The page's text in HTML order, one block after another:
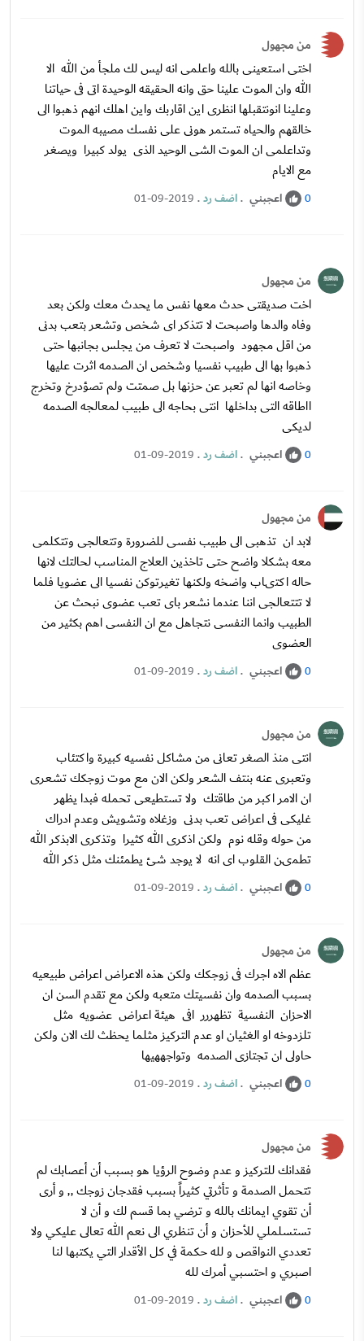
من مجهول
اختى استعينى بالله واعلمى انه ليس لك ملجأ من الله الا
الله وان الموت علينا حق وانه الحقيقه الوحيدة اتى فى حياتنا
وعلينا انونتقبلها انظرى اين اقاربك واين اهلك انهم ذهبوا الى
خالقهم والحياه تستمر هونى على نفسك مصيبه الموت
وتداعلمى ان الموت الشى الوحيد الذى يولد كبيرا ويصغر
مع الايام
0 اعجبني .اضف رد.
01-09-2019
من مجهول
اخت صديقتى حدث معها نفس ما يحدث معك ولكن بعد
وفاه والدها واصبحت لا تتذكر اى شخص وتشعر بتعب بدنى
من اقل مجهود واصبحت لا تعرف من يجلس بجانبها حتى
ذهبوا بها الى طبيب نفسيا وشخص ان الصدمه اثرت عليها
وخاصه انها لم تعبر عن حزنها بل صمتت ولم تصؤدرخ وتخرج
ااطاقه التى بداخلها انتى بحاجه الى طبيب لمعالجه الصدمه
لديكى
0 اعجبني .اضف رد.
01-09-2019
من مجهول
لابد ان تذهبى الى طبيب نفسى للضرورة وتتعالجى وتتكلمى
معه بشكلا واضح حتى تاخذين العلاج المناسب لحالتك لانها
حاله اكتىاب واضخه ولكنها تغيرتوكن نفسيا الى عضويا فلما
لا تتتعالجى اننا عندما نشعر باى تعب عضوى نبحث عن
الطبيب وانما النفسى نتجاهل مع ان النفسى اهم بكثير من
العضوى
0 اعجبني .اضف رد.
01-09-2019
من مجهول
انتى منذ الصغر تعانى من مشاكل نفسيه كبيرة واكتئاب
وتعبرى عنه بنتف الشعر ولكن الان مع موت زوجكك تشعرى
ان الامر اكبر من طاقتك ولا تستطيعى تحمله فبدا يظهر
غليكى فى اعراض تعب بدنى وزغلاه وتشويش وعدم ادراك
من حوله وقله نوم ولكن اذكرى الله كثيرا وتذكرى الابذكر الله
تطمىن القلوب اى انه لا يوجد شئ يطمئنك مثل ذكر الله
0 اعجبني .اضف رد.
01-09-2019
من مجهول
عظم الاه اجرك فى زوجكك ولكن هذه الاعراض اعراض طبيعيه
بسبب الصدمه وان نفسيتك متعبه ولكن مع تقدم السن ان
الاحزان النفسية تظهررر افى هيئة اعراض عضويه مثل
تلزدوخه او الغثيان او عدم التركيز مثلما يحظث لك الان ولكن
حاولى ان تجتازى الصدمه وتواجههيها
0 اعجبني .اضف رد.
01-09-2019
من مجهول
فقدانك للتركيز و عدم وضوح الرؤيا هو بسبب أن أعصابك لم
تتحمل الصدمة و تأثرتي كثيراً بسبب فقدجان زوجك ,, و أرى
أن تقوي ايمانك بالله و ترضي بما قسم لك و أن لا
تستسلملي للأحزان و أن تنظري الى نعم الله تعالى عليكي ولا
تعددي النواقص و لله حكمة في كل الأقدار التي يكتبها لنا
اصبري و احتسبي أمرك لله
0 اعجبني .اضف رد.
01-09-2019